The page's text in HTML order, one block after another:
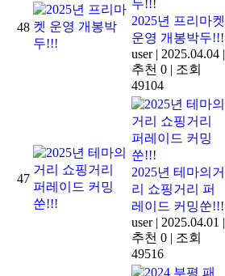
48
2025년 프리마켓
운영 개봉박두!!!
user | 2025.04.04 |
추천 0 | 조회
49104
47
2025년 테마의거
리 쇼핑거리 퍼
레이드 커밍쑨!!!
user | 2025.04.01 |
추천 0 | 조회
49516